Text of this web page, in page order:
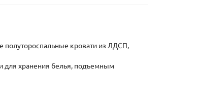
кровати из ЛДСП,
для хранения белья, подъемным